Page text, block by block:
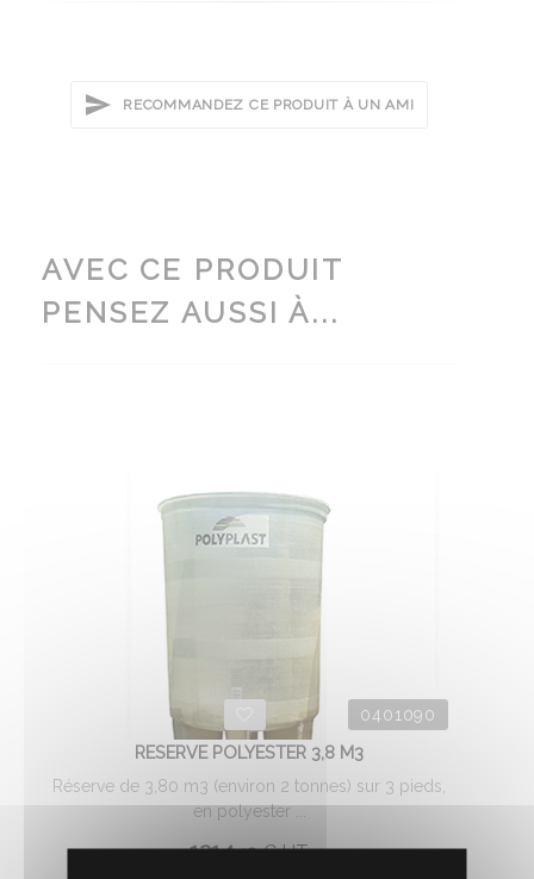
RECOMMANDEZ CE PRODUIT À UN AMI
AVEC CE PRODUIT
PENSEZ AUSSI À...
0401090
RESERVE POLYESTER 3,8 M3
Réserve de 3,80 m3 (environ 2 tonnes) sur 3 pieds,
en polyester ...
1214.48 €HT